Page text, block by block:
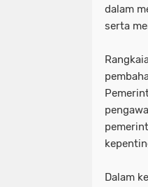
dalam
serta
Dalam